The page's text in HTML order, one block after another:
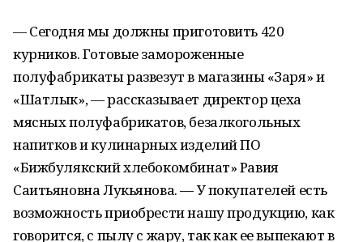
— Сегодня мы должны приготовить 420
курников. Готовые замороженные
полуфабрикаты развезут в магазины «Заря» и
«Шатлык», — рассказывает директор цеха
мясных полуфабрикатов, безалкогольных
напитков и кулинарных изделий ПО
«Бижбулякский хлебокомбинат» Равия
Саитьяновна Лукьянова. — У покупателей есть
возможность приобрести нашу продукцию, как
говорится, с пылу c жару, так как ее выпекают в